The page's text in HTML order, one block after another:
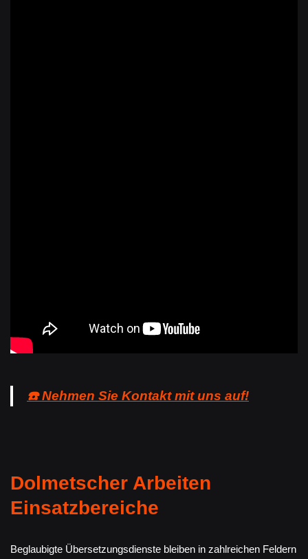
☎️ Nehmen Sie Kontakt mit uns auf!
Dolmetscher Arbeiten
Einsatzbereiche
Beglaubigte Übersetzungsdienste bleiben in zahlreichen Feldern